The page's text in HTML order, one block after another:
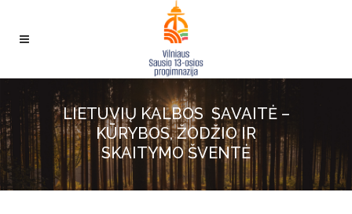
LIETUVIŲ KALBOS SAVAITĖ –
KŪRYBOS, ŽODŽIO IR
SKAITYMO ŠVENTĖ